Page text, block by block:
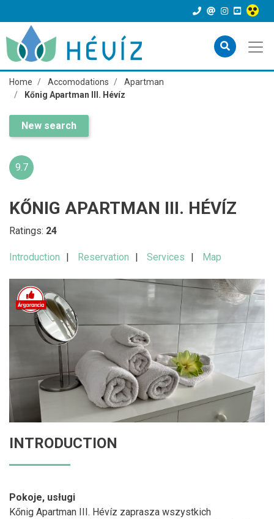
Home Accomodations
Apartman
Kőnig Apartman III. Hévíz
New search
9.7
KŐNIG APARTMAN III. HÉVÍZ
Ratings: 24
Introduction Reservation Services Map
INTRODUCTION
Pokoje, usługi
Kőnig Apartman III. Hévíz zaprasza wszystkich